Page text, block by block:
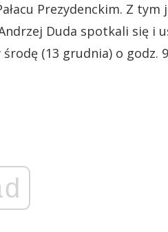
Prezydenckim. Z tym
Duda spotkali się i
(13 grudnia) o godz.